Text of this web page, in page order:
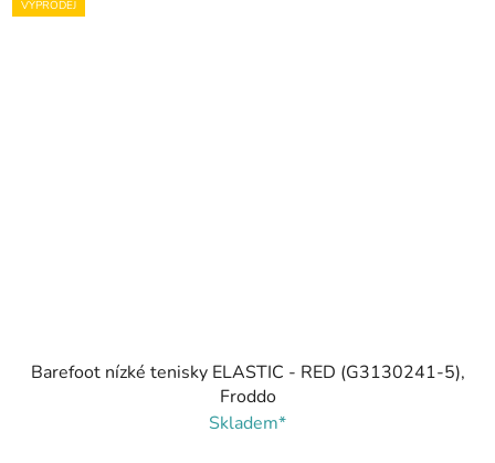
VÝPRODEJ
Barefoot nízké tenisky ELASTIC - RED (G3130241-5),
Froddo
Skladem*